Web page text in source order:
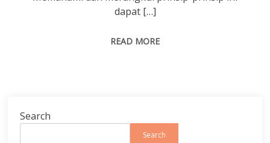
dapat […]
READ MORE
Search
Search